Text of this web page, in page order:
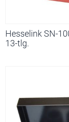
Hesselink SN-
13-tlg.